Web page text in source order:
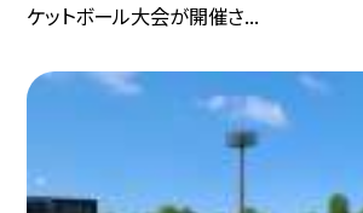
ケットボール大会が開催さ...